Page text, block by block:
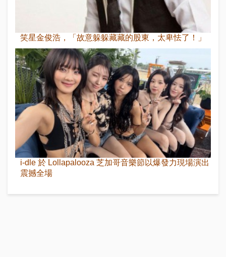
笑星金俊浩，「故意躲躲藏藏的股東，太卑怯了！」
i-dle 於 Lollapalooza 芝加哥音樂節以爆發力現場演出
震撼全場